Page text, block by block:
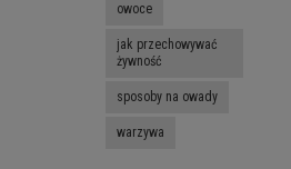
owoce
jak przechowywać
żywność
sposoby na owady
warzywa